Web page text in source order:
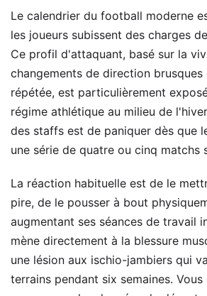
Le calendrier du football moderne
les joueurs subissent des charges
Ce profil d'attaquant, basé sur la
changements de direction
répétée, est particulièrement
régime athlétique au milieu de
des staffs est de paniquer dès que
une série de quatre ou cinq matchs
La réaction habituelle est de le
pire, de le pousser à bout
augmentant ses séances de travail
mène directement à la blessure
une lésion aux ischio-jambiers qui
terrains pendant six semaines.